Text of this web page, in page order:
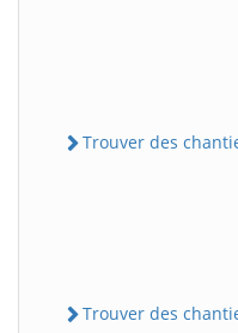
Trouver des
Trouver des